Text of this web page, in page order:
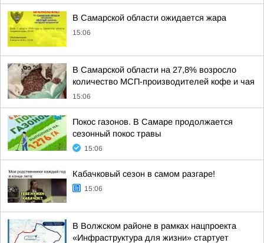
В Самарской области ожидается жара
15:06
В Самарской области на 27,8% возросло
количество МСП-производителей кофе и чая
15:06
Покос газонов. В Самаре продолжается
сезонный покос травы
15:06
Кабачковый сезон в самом разгаре!
15:06
В Волжском районе в рамках нацпроекта
«Инфраструктура для жизни» стартует